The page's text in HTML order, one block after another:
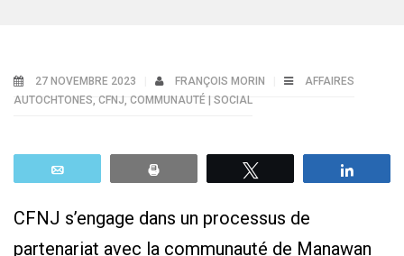
27 NOVEMBRE 2023 FRANÇOIS MORIN
AFFAIRES
AUTOCHTONES, CFNJ, COMMUNAUTÉ | SOCIAL
CFNJ s’engage dans un processus de
partenariat avec la communauté de Manawan